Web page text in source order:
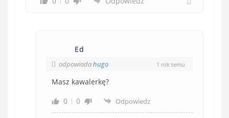
Ed
odpowiadahugo 1 rok temu
Masz kawalerkę?
0
0 Odpowiedz